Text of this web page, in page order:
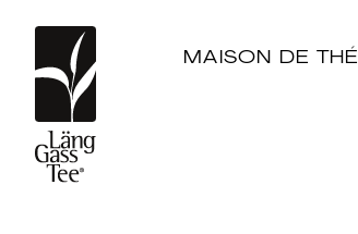
MAISON DE THÉ